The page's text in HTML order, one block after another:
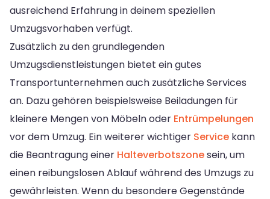
ausreichend Erfahrung in deinem speziellen
Umzugsvorhaben verfügt.
Zusätzlich zu den grundlegenden
Umzugsdienstleistungen bietet ein gutes
Transportunternehmen auch zusätzliche Services
an. Dazu gehören beispielsweise Beiladungen für
kleinere Mengen von Möbeln oder Entrümpelungen
vor dem Umzug. Ein weiterer wichtiger Service kann
die Beantragung einer Halteverbotszonesein, um
einen reibungslosen Ablauf während des Umzugs zu
gewährleisten. Wenn du besondere Gegenstände